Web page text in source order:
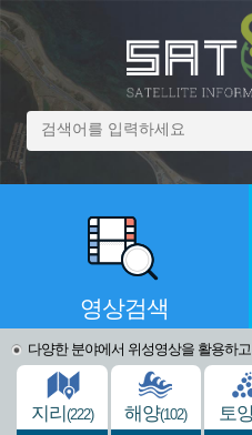
영상검색
다양한 분야에서 위성영상을 활용하
지리(222) 해양(102) 토